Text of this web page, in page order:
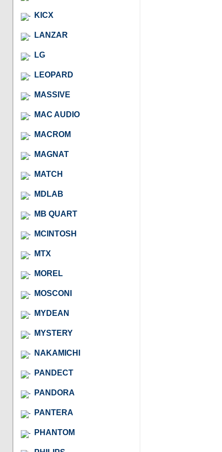
KICX
LANZAR
LG
LEOPARD
MASSIVE
MAC AUDIO
MACROM
MAGNAT
MATCH
MDLAB
MB QUART
MCINTOSH
MTX
MOREL
MOSCONI
MYDEAN
MYSTERY
NAKAMICHI
PANDECT
PANDORA
PANTERA
PHANTOM